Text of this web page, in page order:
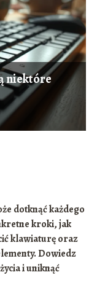
niektóre
dotknąć każdego
kroki, jak
klawiaturę oraz
Dowiedz
i uniknąć